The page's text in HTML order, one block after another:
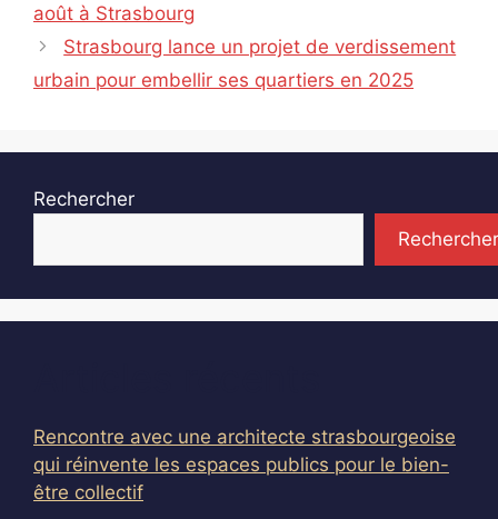
août à Strasbourg
Strasbourg lance un projet de verdissement
urbain pour embellir ses quartiers en 2025
Rechercher
Rechercher
Rencontre avec une architecte strasbourgeoise
qui réinvente les espaces publics pour le bien-
être collectif